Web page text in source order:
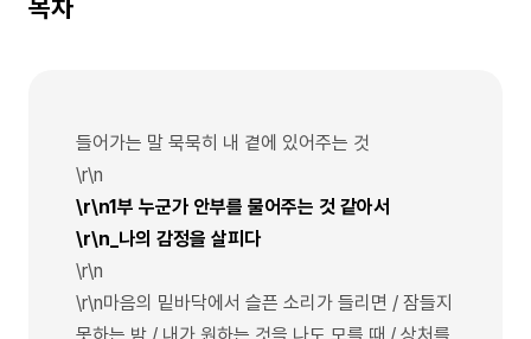
목차
들어가는 말 묵묵히 내 곁에 있어주는 것
\r\n
\r\n1부 누군가 안부를 물어주는 것 같아서
\r\n_나의 감정을 살피다
\r\n
\r\n마음의 밑바닥에서 슬픈 소리가 들리면 / 잠들지
못하는 밤 / 내가 원하는 것을 나도 모를 때 / 상처를